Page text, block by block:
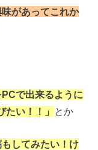
味があってこれか
で出来るように
い！！」 とか
してみたい！け